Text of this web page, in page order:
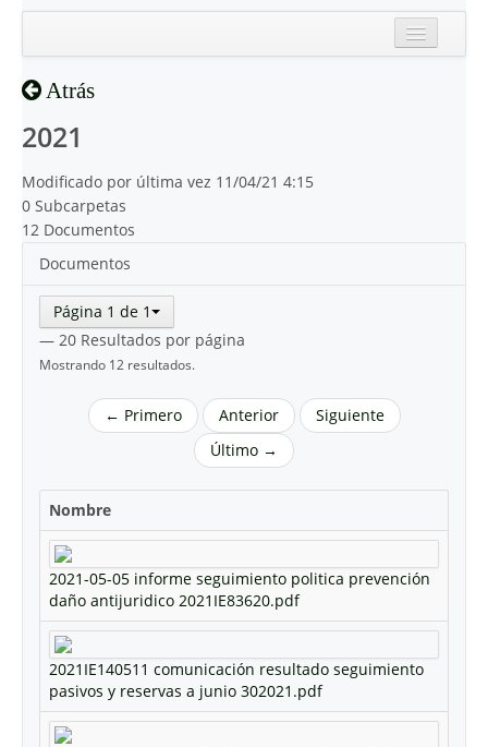
Atrás
2021
Modificado por última vez 11/04/21 4:15
0 Subcarpetas
12 Documentos
Documentos
Página 1 de 1
— 20 Resultados por página
Mostrando 12 resultados.
← Primero Anterior
Siguiente
Último →
Nombre
2021-05-05 informe seguimiento politica prevención
daño antijuridico 2021IE83620.pdf
2021IE140511 comunicación resultado seguimiento
pasivos y reservas a junio 302021.pdf